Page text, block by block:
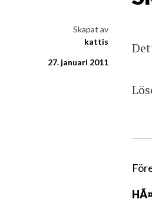
Skapat av
kattis
27. januari 2011
I
l